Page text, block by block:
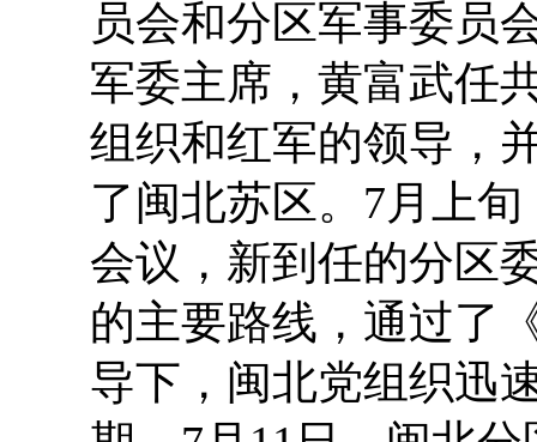
员会和分区军事委员
军委主席，黄富武任
组织和红军的领导，
了闽北苏区。7月上
会议，新到任的分区
的主要路线，通过了
导下，闽北党组织迅